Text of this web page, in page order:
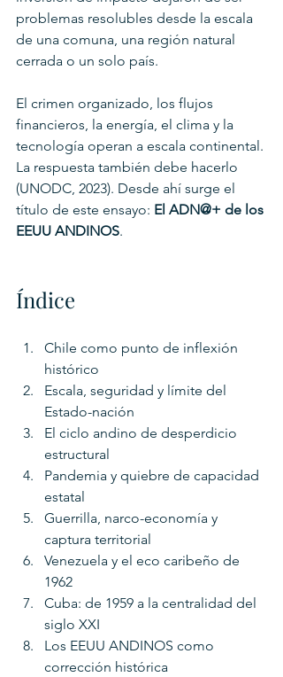
problemas resolubles desde la escala
de una comuna, una región natural
cerrada o un solo país.
El crimen organizado, los flujos
financieros, la energía, el clima y la
tecnología operan a escala continental.
La respuesta también debe hacerlo
(UNODC, 2023). Desde ahí surge el
título de este ensayo: El ADN@+ de los
EEUU ANDINOS.
Índice
Chile como punto de inflexión
histórico
Escala, seguridad y límite del
Estado-nación
El ciclo andino de desperdicio
estructural
Pandemia y quiebre de capacidad
estatal
Guerrilla, narco-economía y
captura territorial
Venezuela y el eco caribeño de
1962
Cuba: de 1959 a la centralidad del
siglo XXI
Los EEUU ANDINOS como
corrección histórica